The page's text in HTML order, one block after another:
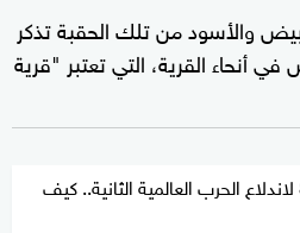
والأسود من تلك الحقبة تذكر
أنحاء القرية، التي تعتبر "قرية
الذكرى 85 لاندلاع الحرب العالمية الثانية.. كيف